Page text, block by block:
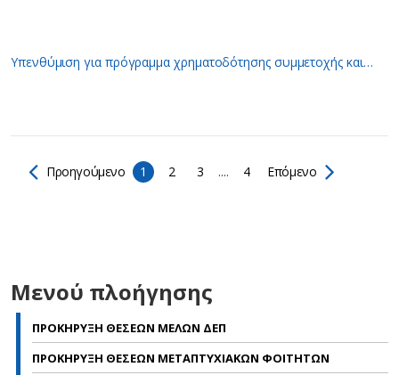
Υπενθύμιση για πρόγραμμα χρηματοδότησης συμμετοχής και…
Προηγούμενο 1 2 3 .... 4 Επόμενο
Μενού πλοήγησης
ΠΡΟΚΗΡΥΞΗ ΘΕΣΕΩΝ ΜΕΛΩΝ ΔΕΠ
ΠΡΟΚΗΡΥΞΗ ΘΕΣΕΩΝ ΜΕΤΑΠΤΥΧΙΑΚΩΝ ΦΟΙΤΗΤΩΝ